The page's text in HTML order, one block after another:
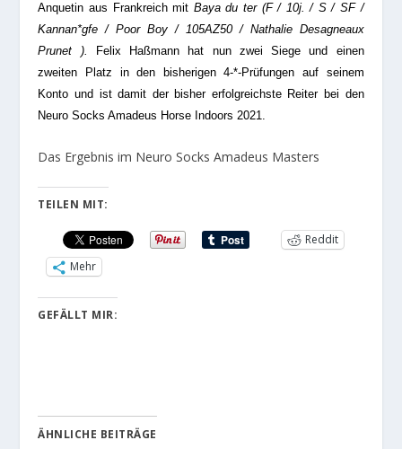
Anquetin aus Frankreich mit Baya du ter (F / 10j. / S / SF /
Kannan*gfe / Poor Boy / 105AZ50 / Nathalie Desagneaux
Prunet ).
Felix Haßmann hat nun zwei Siege und einen
zweiten Platz in den bisherigen 4-*-Prüfungen auf seinem
Konto und ist damit der bisher erfolgreichste Reiter bei den
Neuro Socks Amadeus Horse Indoors 2021.
Das Ergebnis im Neuro Socks Amadeus Masters
TEILEN MIT:
Reddit
Mehr
GEFÄLLT MIR:
ÄHNLICHE BEITRÄGE